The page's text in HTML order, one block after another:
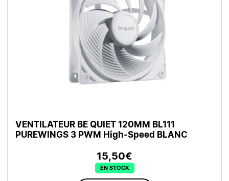
VENTILATEUR BE QUIET 120MM BL111
PUREWINGS 3 PWM High-Speed BLANC
15,50€
EN STOCK